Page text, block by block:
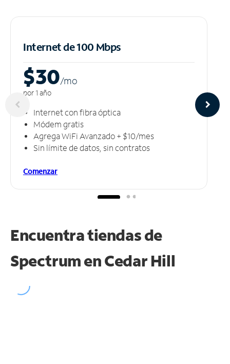
Internet de 100 Mbps
$30/mo
por 1 año
Internet con fibra óptica
Módem gratis
Agrega WiFi Avanzado + $10/mes
Sin límite de datos, sin contratos
Comenzar
Encuentra tiendas de
Spectrum enCedar Hill